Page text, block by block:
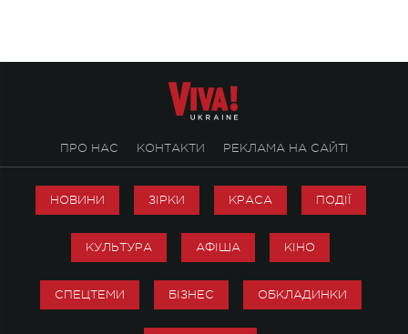
ПРО НАС КОНТАКТИ РЕКЛАМА НА САЙТІ
НОВИНИ ЗІРКИ КРАСА ПОДІЇ
КУЛЬТУРА АФІША КІНО
СПЕЦТЕМИ БІЗНЕС ОБКЛАДИНКИ